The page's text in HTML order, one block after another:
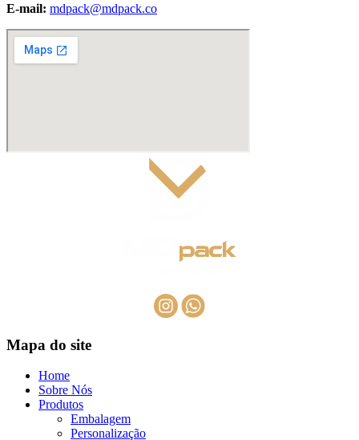
E-mail: mdpack@mdpack.co
Mapa do site
Home
Sobre Nós
Produtos
Embalagem
Personalização